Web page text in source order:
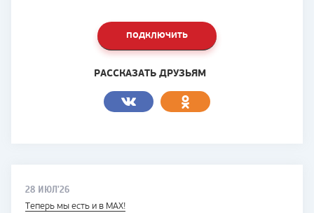
ПОДКЛЮЧИТЬ
РАССКАЗАТЬ ДРУЗЬЯМ
28 ИЮЛ'26
Теперь мы есть и в MAX!